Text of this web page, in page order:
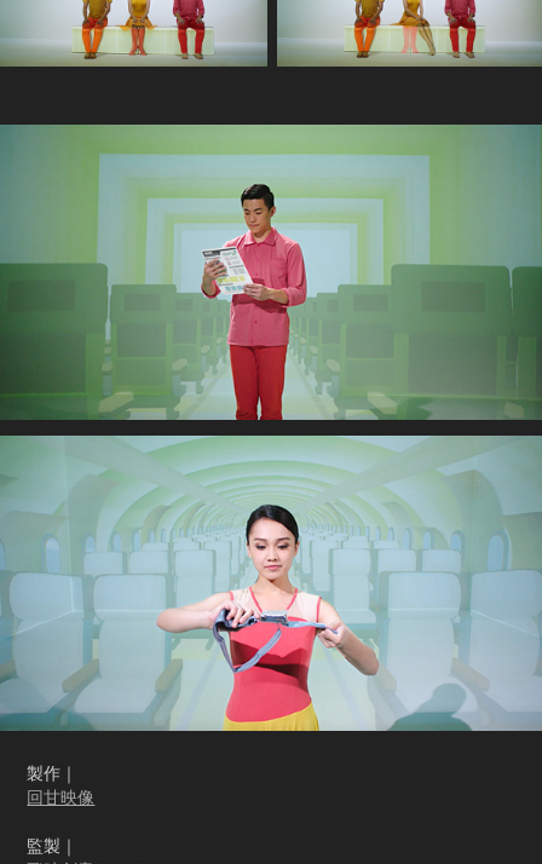
製作｜
回甘映像
監製｜